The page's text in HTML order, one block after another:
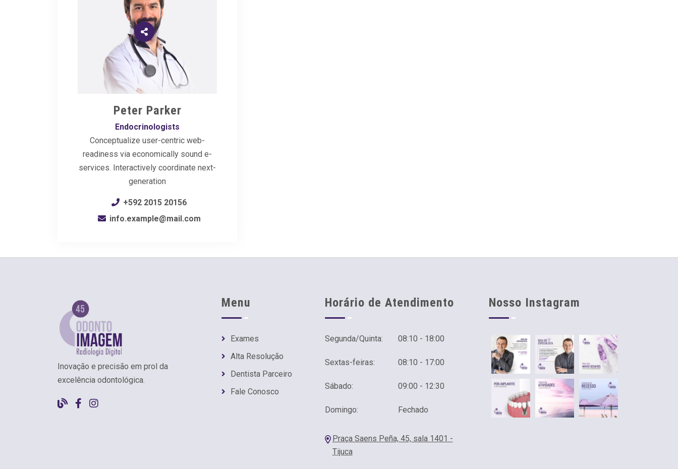
Peter Parker
Endocrinologists
Conceptualize user-centric web-
readiness via economically sound e-
services. Interactively coordinate next-
generation
+592 2015 20156
info.example@mail.com
Inovação e precisão em prol da
excelência odontológica.
Menu
Exames
Alta Resolução
Dentista Parceiro
Fale Conosco
Horário de Atendimento
Segunda/Quinta: 08:10 - 18:00
Sextas-feiras: 08:10 - 17:00
Sábado: 09:00 - 12:30
Domingo: Fechado
Praça Saens Peña, 45, sala 1401 -
Tijuca
Nosso Instagram